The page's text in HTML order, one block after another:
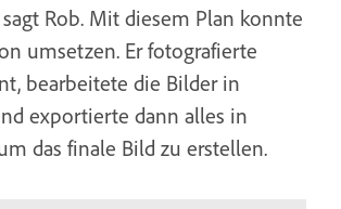
sagt Rob. Mit diesem Plan konnte
umsetzen. Er fotografierte
bearbeitete die Bilder in
exportierte dann alles in
das finale Bild zu erstellen.